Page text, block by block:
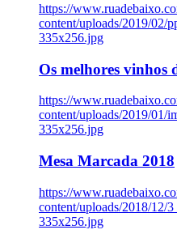
https://
content/uploads/2019/02/
335x256.jpg
Os melhores vinhos
https://
content/uploads/2019/01/
335x256.jpg
Mesa Marcada 2018
https://
content/uploads/2018/12/
335x256.jpg